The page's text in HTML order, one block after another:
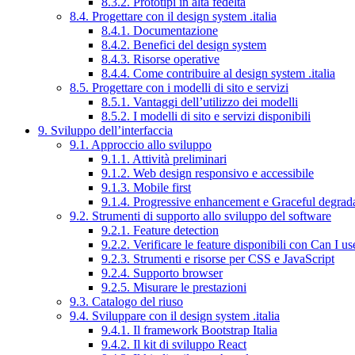
8.4. Progettare con il design system .italia
8.4.1. Documentazione
8.4.2. Benefici del design system
8.4.3. Risorse operative
8.4.4. Come contribuire al design system .italia
8.5. Progettare con i modelli di sito e servizi
8.5.1. Vantaggi dell’utilizzo dei modelli
8.5.2. I modelli di sito e servizi disponibili
9. Sviluppo dell’interfaccia
9.1. Approccio allo sviluppo
9.1.1. Attività preliminari
9.1.2. Web design responsivo e accessibile
9.1.3. Mobile first
9.1.4. Progressive enhancement e Graceful
9.2. Strumenti di supporto allo sviluppo del software
9.2.1. Feature detection
9.2.2. Verificare le feature disponibili con Can I
9.2.3. Strumenti e risorse per CSS e JavaScript
9.2.4. Supporto browser
9.2.5. Misurare le prestazioni
9.3. Catalogo del riuso
9.4. Sviluppare con il design system .italia
9.4.1. Il framework Bootstrap Italia
9.4.2. Il kit di sviluppo React